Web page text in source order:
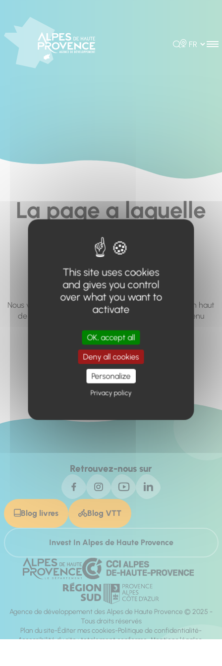
Rechercher
Choisir la
La page a laquelle
vous cherchez à
accéder n'existe
pas... ou plus.
Nous vous invitons à utiliser le moteur de recherche en haut
de page, ou à utiliser le menu pour trouver le contenu
Retour à l'accueil
Retrouvez-nous sur
Blog livres Blog VTT
Invest In Alpes de Haute Provence
Agence de développement des Alpes de Haute Provence © 2025 -
Tous droits réservés
Plan du site Éditer mes cookies Politique de confidentialité
Accessibilité du site : totalement conforme Mentions légales
This site uses cookies
and gives you control
over what you want to
activate
OK, accept all
Deny all cookies
Personalize
Privacy policy